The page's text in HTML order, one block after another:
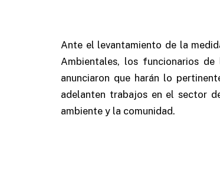
Ante el levantamiento de la
Ambientales, los funcionarios de
anunciaron que harán lo
adelanten trabajos en el sector
ambiente y la comunidad.